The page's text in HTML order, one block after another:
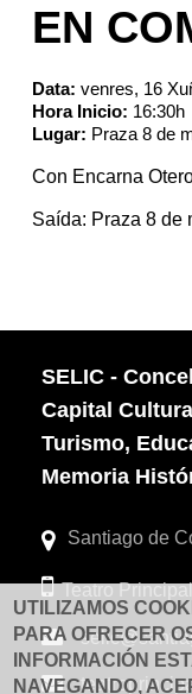
EN
Data:venres, 16
Hora Inicio: 16:30h
Lugar: Praza 8 de
Con Encarna
Saída: Praza 8 de
SELIC -
Capital
Turismo,
Memoria
Santiago de
Teatro
UTILIZAMOS
PARA OFRECER
INFORMACIÓN
NAVEGANDO,